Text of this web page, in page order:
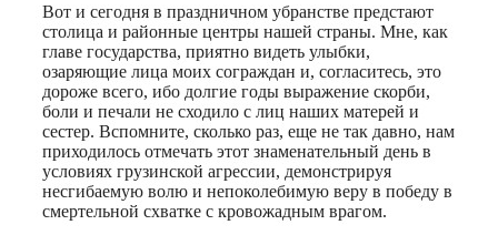
Вот и сегодня в праздничном убранстве предстают
столица и районные центры нашей страны. Мне, как
главе государства, приятно видеть улыбки,
озаряющие лица моих сограждан и, согласитесь, это
дороже всего, ибо долгие годы выражение скорби,
боли и печали не сходило с лиц наших матерей и
сестер. Вспомните, сколько раз, еще не так давно, нам
приходилось отмечать этот знаменательный день в
условиях грузинской агрессии, демонстрируя
несгибаемую волю и непоколебимую веру в победу в
смертельной схватке с кровожадным врагом.